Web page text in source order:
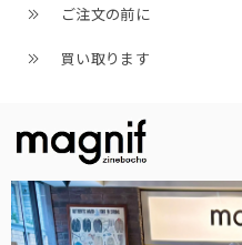
ご注文の前に
買い取ります